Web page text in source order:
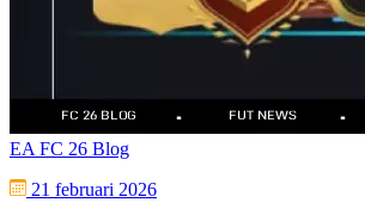
EA FC 26 Blog
21 februari 2026